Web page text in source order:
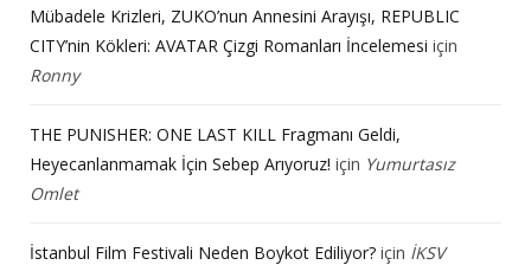
Mübadele Krizleri, ZUKO’nun Annesini Arayışı, REPUBLIC
CITY’nin Kökleri: AVATAR Çizgi Romanları İncelemesi için
Ronny
THE PUNISHER: ONE LAST KILL Fragmanı Geldi,
Heyecanlanmamak İçin Sebep Arıyoruz! için Yumurtasız
Omlet
İstanbul Film Festivali Neden Boykot Ediliyor? için İKSV